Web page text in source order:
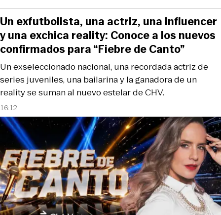
16:12
Un exseleccionado nacional, una recordada actriz de
series juveniles, una bailarina y la ganadora de un
reality se suman al nuevo estelar de CHV.
Un exfutbolista, una actriz, una influencer
y una exchica reality: Conoce a los nuevos
confirmados para “Fiebre de Canto”